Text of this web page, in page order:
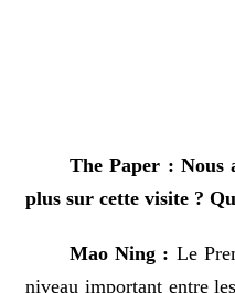
The Paper : Nous
plus sur cette visite ?
Mao Ning : Le
niveau important entre